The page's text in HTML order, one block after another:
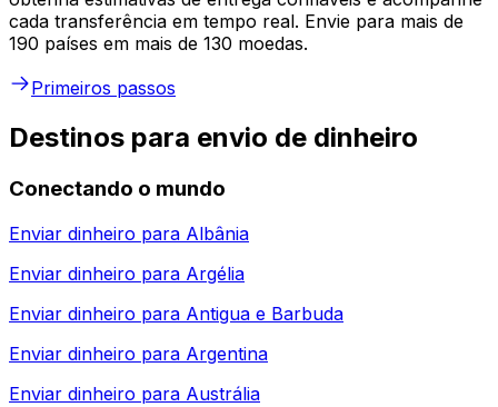
cada transferência em tempo real. Envie para mais de
190 países em mais de 130 moedas.
Primeiros passos
Destinos para envio de dinheiro
Conectando o mundo
Enviar dinheiro para Albânia
Enviar dinheiro para Argélia
Enviar dinheiro para Antigua e Barbuda
Enviar dinheiro para Argentina
Enviar dinheiro para Austrália